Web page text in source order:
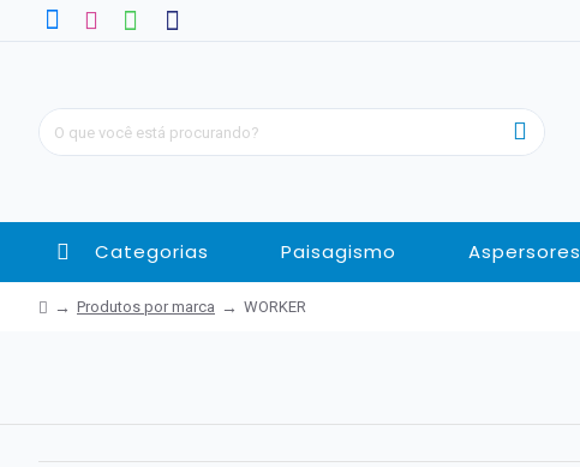
Categorias Paisagismo Aspersores
Produtos por marca WORKER